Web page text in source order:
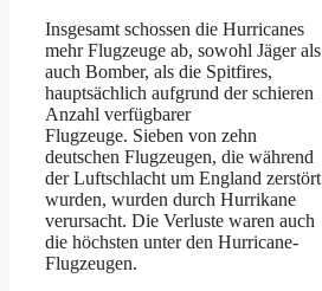
Insgesamt schossen die Hurricanes
mehr Flugzeuge ab, sowohl Jäger als
auch Bomber, als die Spitfires,
hauptsächlich aufgrund der schieren
Anzahl verfügbarer
Flugzeuge. Sieben von zehn
deutschen Flugzeugen, die während
der Luftschlacht um England zerstört
wurden, wurden durch Hurrikane
verursacht. Die Verluste waren auch
die höchsten unter den Hurricane-
Flugzeugen.